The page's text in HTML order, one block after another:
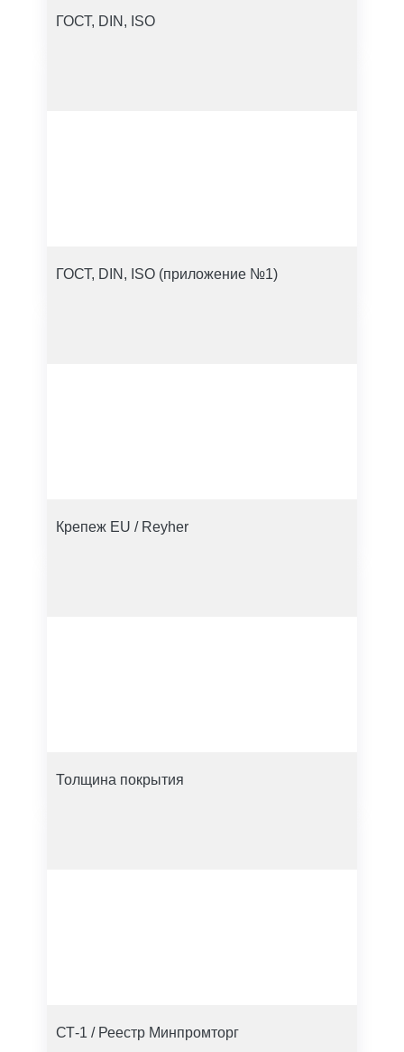
ГОСТ, DIN, ISO
ГОСТ, DIN, ISO (приложение №1)
Крепеж EU / Reyher
Толщина покрытия
СТ-1 / Реестр Минпромторг